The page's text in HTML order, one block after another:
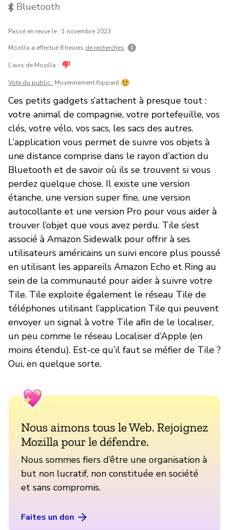
Bluetooth
Passé en revue le : 1 novembre 2023
Mozilla a effectué 8 heures de recherches
L’avis de Mozilla :
Vote du public : Moyennement flippant
Ces petits gadgets s’attachent à presque tout :
votre animal de compagnie, votre portefeuille, vos
clés, votre vélo, vos sacs, les sacs des autres.
L’application vous permet de suivre vos objets à
une distance comprise dans le rayon d’action du
Bluetooth et de savoir où ils se trouvent si vous
perdez quelque chose. Il existe une version
étanche, une version super fine, une version
autocollante et une version Pro pour vous aider à
trouver l’objet que vous avez perdu. Tile s’est
associé à Amazon Sidewalk pour offrir à ses
utilisateurs américains un suivi encore plus poussé
en utilisant les appareils Amazon Echo et Ring au
sein de la communauté pour aider à suivre votre
Tile. Tile exploite également le réseau Tile de
téléphones utilisant l’application Tile qui peuvent
envoyer un signal à votre Tile afin de le localiser,
un peu comme le réseau Localiser d’Apple (en
moins étendu). Est-ce qu’il faut se méfier de Tile ?
Oui, en quelque sorte.
Nous aimons tous le Web. Rejoignez
Mozilla pour le défendre.
Nous sommes fiers d’être une organisation à
but non lucratif, non constituée en société
et sans compromis.
Faites un don